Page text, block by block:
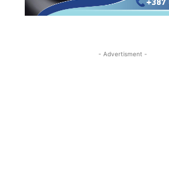
- Advertisment -